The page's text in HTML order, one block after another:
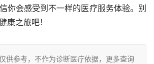
你会感受到不一样的医疗服务体验。别
康之旅吧！
供参考，不作为诊断医疗依据，更多查询